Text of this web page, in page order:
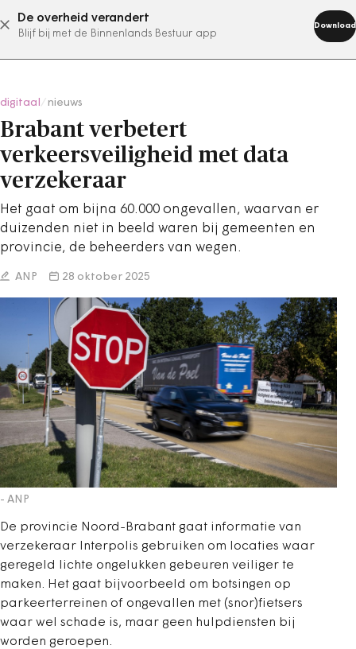
De overheid verandert
Blijf bij met de Binnenlands Bestuur app
Download
abonneer nu
digitaal nieuws
Brabant verbetert
verkeersveiligheid met data
verzekeraar
Het gaat om bijna 60.000 ongevallen, waarvan er
duizenden niet in beeld waren bij gemeenten en
provincie, de beheerders van wegen.
ANP 28 oktober 2025
- ANP
De provincie Noord-Brabant gaat informatie van
verzekeraar Interpolis gebruiken om locaties waar
geregeld lichte ongelukken gebeuren veiliger te
maken. Het gaat bijvoorbeeld om botsingen op
parkeerterreinen of ongevallen met (snor)fietsers
waar wel schade is, maar geen hulpdiensten bij
worden geroepen.